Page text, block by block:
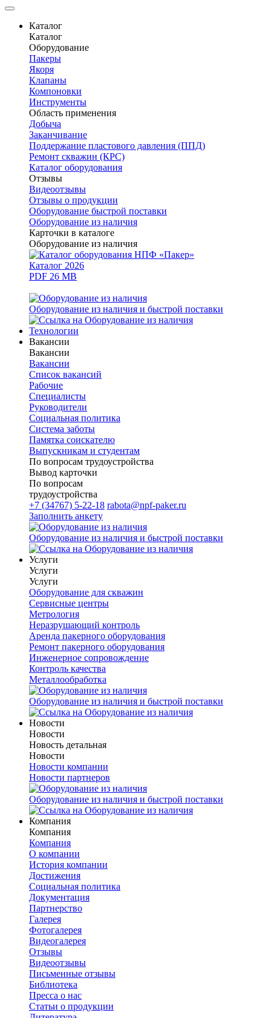
Каталог
Каталог
Оборудование
Пакеры
Якоря
Клапаны
Компоновки
Инструменты
Область применения
Добыча
Заканчивание
Поддержание пластового давления (ППД)
Ремонт скважин (КРС)
Каталог оборудования
Отзывы
Видеоотзывы
Отзывы о продукции
Оборудование быстрой поставки
Оборудование из наличия
Карточки в каталоге
Оборудование из наличия
Каталог 2026
PDF 26 MB
Оборудование из наличия и быстрой поставки
Технологии
Вакансии
Вакансии
Вакансии
Список вакансий
Рабочие
Специалисты
Руководители
Cоциальная политика
Система заботы
Памятка соискателю
Выпускникам и студентам
По вопросам трудоустройства
Вывод карточки
По вопросам
трудоустройства
+7 (34767) 5-22-18 rabota@npf-paker.ru
Заполнить анкету
Оборудование из наличия и быстрой поставки
Услуги
Услуги
Услуги
Оборудование для скважин
Сервисные центры
Метрология
Неразрушающий контроль
Аренда пакерного оборудования
Ремонт пакерного оборудования
Инженерное сопровождение
Контроль качества
Металлообработка
Оборудование из наличия и быстрой поставки
Новости
Новости
Новость детальная
Новости
Новости компании
Новости партнеров
Оборудование из наличия и быстрой поставки
Компания
Компания
Компания
О компании
История компании
Достижения
Социальная политика
Документация
Партнерство
Галерея
Фотогалерея
Видеогалерея
Отзывы
Видеоотзывы
Письменные отзывы
Библиотека
Пресса о нас
Статьи о продукции